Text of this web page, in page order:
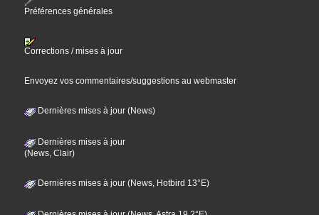
Préférences générales
Corrections / mises à jour
Envoyez vos commentaires/suggestions au webmaster
Dernières mises à jour (News)
Dernières mises à jour
(News, Clair)
Dernières mises à jour (News, Hotbird 13°E)